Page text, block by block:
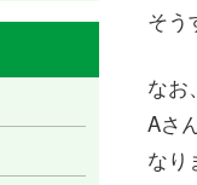
そう
なお
Aさ
なり